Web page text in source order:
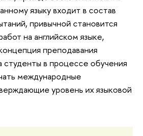
языку входит в состав
привычной становится
на английском языке,
преподавания
студенты в процессе обучения
международные
уровень их языковой